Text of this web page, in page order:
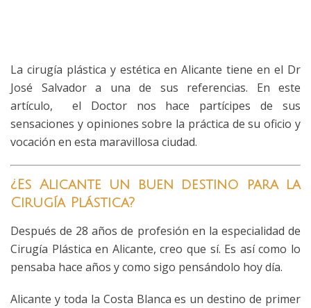
La cirugía plástica y estética en Alicante tiene en el Dr
José Salvador a una de sus referencias. En este
artículo, el Doctor nos hace partícipes de sus
sensaciones y opiniones sobre la práctica de su oficio y
vocación en esta maravillosa ciudad.
¿Es Alicante un buen destino para la
Cirugía Plástica?
Después de 28 años de profesión en la especialidad de
Cirugía Plástica en Alicante, creo que sí. Es así como lo
pensaba hace años y como sigo pensándolo hoy día.
Alicante y toda la Costa Blanca es un destino de primer